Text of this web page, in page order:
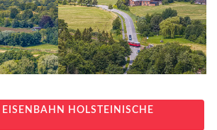
EISENBAHN HOLSTEINISCHE